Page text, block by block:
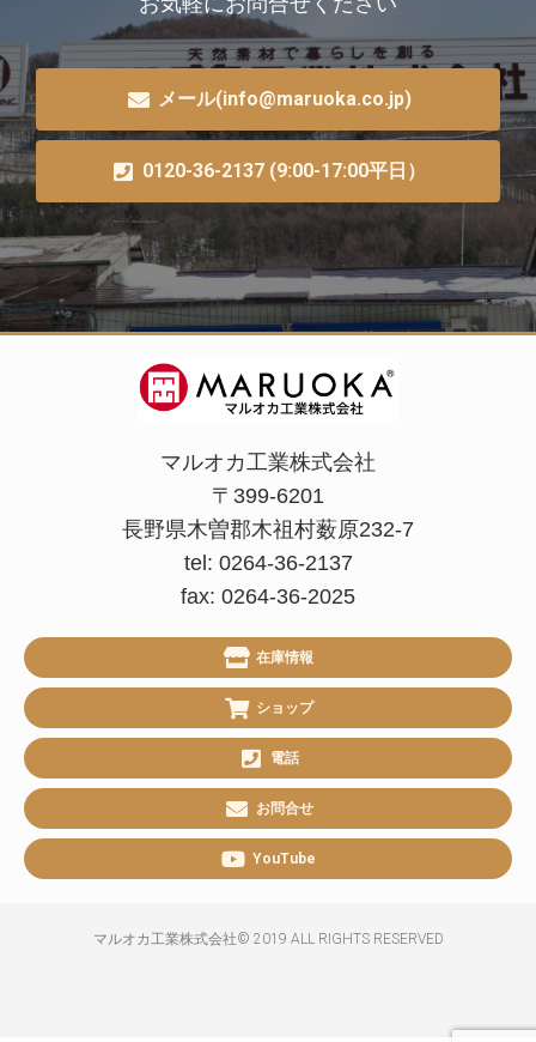
メール(info@maruoka.co.jp)
0120-36-2137 (9:00-17:00平日）
マルオカ工業株式会社
〒399-6201
長野県木曽郡木祖村薮原232-7
tel: 0264-36-2137
fax: 0264-36-2025
在庫情報
ショップ
電話
お問合せ
YouTube
マルオカ工業株式会社© 2019 ALL RIGHTS RESERVED​